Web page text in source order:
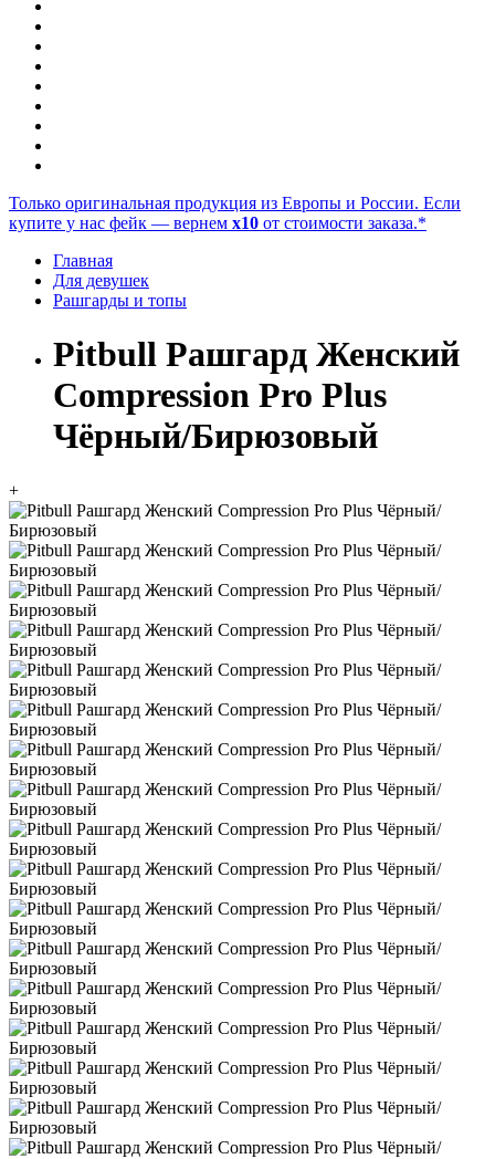
Только оригинальная продукция из Европы и России. Если
купите у нас фейк — вернем x10 от стоимости заказа.*
Главная
Для девушек
Рашгарды и топы
Pitbull Рашгард Женский
Compression Pro Plus
Чёрный/Бирюзовый
+